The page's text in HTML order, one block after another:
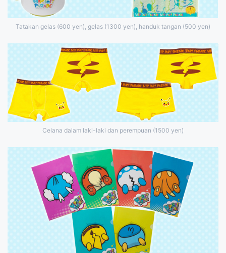
Tatakan gelas (600 yen), gelas (1300 yen), handuk tangan (500 yen)
Celana dalam laki-laki dan perempuan (1500 yen)